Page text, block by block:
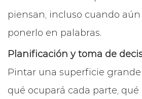
piensan, incluso cuando
ponerlo en palabras.
Planificación y toma de
Pintar una superficie
qué ocupará cada parte, qué